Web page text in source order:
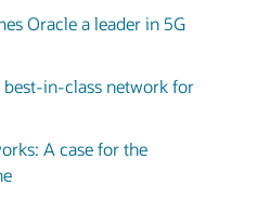
Oracle a leader in 5G
in-class network for
A case for the